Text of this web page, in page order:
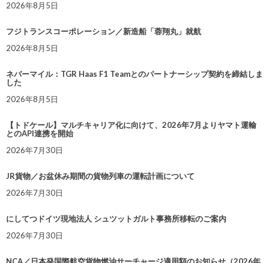
2026年8月5日
フジトランスコーポレーション／新造船「蓉翔丸」就航
2026年8月5日
ネバーマイル：TGR Haas F1 Teamとのパートナーシップ契約を締結しま
した
2026年8月5日
【トドケール】マルチキャリア化に向けて、2026年7月よりヤマト運輸
とのAPI連携を開始
2026年7月30日
JR貨物／お盆休み期間の貨物列車の運転計画について
2026年7月30日
にしてつドイツ現地法人 シュツットガルト事務所移転のご案内
2026年7月30日